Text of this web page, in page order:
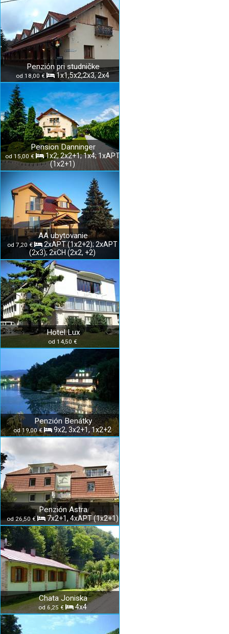
Penzión pri studničke
od 18,00 € 1x1,5x2,2x3, 2x4
Pension Danninger
od 15,00 €
1x2; 2x2+1; 1x4; 1xAPT
(1x2+1)
AA ubytovanie
od 7,20 €
2xAPT (1x2+2); 2xAPT
(2x3); 2xCH (2x2, +2)
Hotel Lux
od 14,50 €
Penzión Benátky
od 19,00 € 9x2, 3x2+1, 1x2+2
Penzión Astra
od 26,50 € 7x2+1, 4xAPT (1x2+1)
Chata Joniska
od 6,25 € 4x4